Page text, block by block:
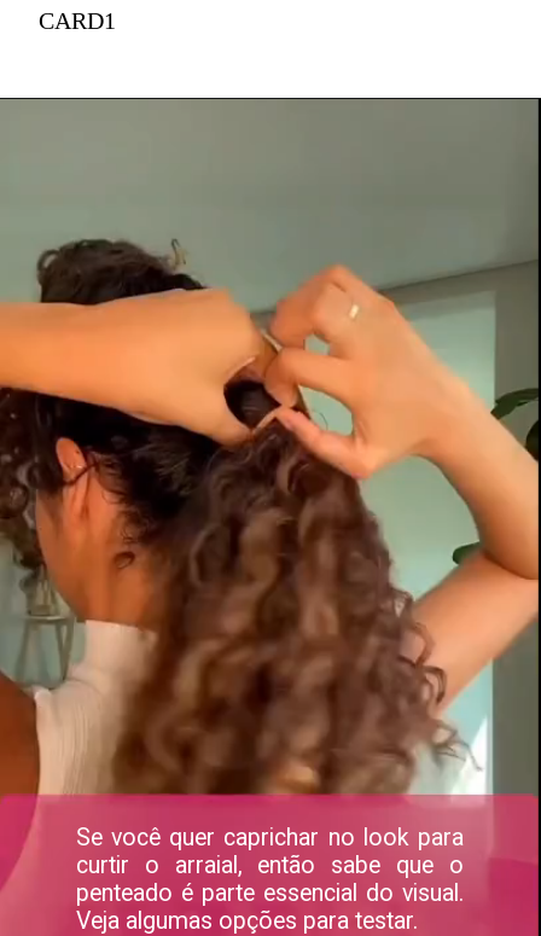
CARD1
Se você quer caprichar no look para
curtir o arraial, então sabe que o
penteado é parte essencial do visual.
Veja algumas opções para testar.